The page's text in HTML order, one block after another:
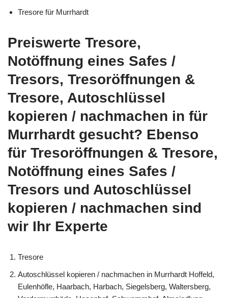
Tresore für Murrhardt
Preiswerte Tresore,
Notöffnung eines Safes /
Tresors, Tresoröffnungen &
Tresore, Autoschlüssel
kopieren / nachmachen in für
Murrhardt gesucht? Ebenso
für Tresoröffnungen & Tresore,
Notöffnung eines Safes /
Tresors und Autoschlüssel
kopieren / nachmachen sind
wir Ihr Experte
Tresore
Autoschlüssel kopieren / nachmachen in Murrhardt Hoffeld,
Eulenhöfle, Haarbach, Harbach, Siegelsberg, Waltersberg,